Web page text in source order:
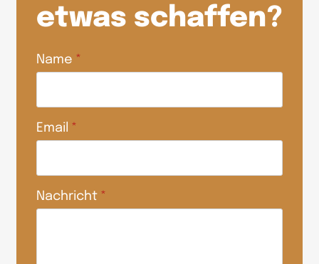
etwas schaffen?
Name *
Email *
Nachricht *